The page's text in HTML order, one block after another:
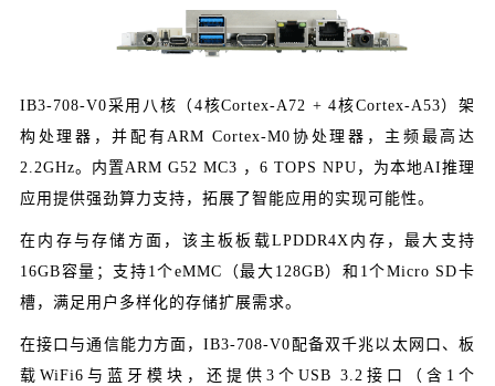
IB3-708-V0采用 八核 （4核Cortex-A72 + 4核Cortex-A53）架
构处理器 ，并配有ARM Cortex-M0协处理器，主频最高达
2.2GHz。内置ARM G52 MC3 ，6 TOPS NPU，为本地AI推理
应用提供强劲算力支持，拓展了智能应用的实现可能性。
在内存与存储方面，该主板板载LPDDR4X内存，最大支持
16GB容量；支持1个eMMC（最大128GB）和1个Micro SD卡
槽，满足用户多样化的存储扩展需求。
在接口与通信能力方面，IB3-708-V0配备双千兆以太网口、板
载WiFi6与蓝牙模块，还提供3个USB 3.2接口（含1个